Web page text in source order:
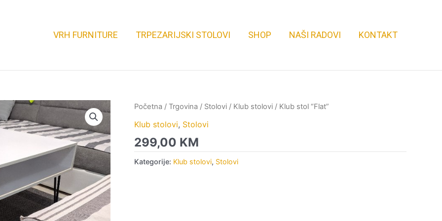
VRH FURNITURE TRPEZARIJSKI STOLOVI SHOP NAŠI RADOVI KONTAKT
Početna / Trgovina / Stolovi / Klub stolovi / Klub stol “Flat”
Klub stolovi, Stolovi
299,00 KM
Kategorije: Klub stolovi, Stolovi